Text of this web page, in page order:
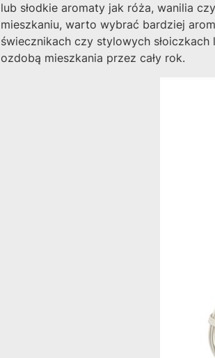
lub słodkie aromaty jak róża, wanilia
mieszkaniu, warto wybrać bardziej
świecznikach czy stylowych
ozdobą mieszkania przez cały rok.